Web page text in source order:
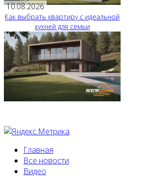
10.08.2026
Как выбрать квартиру с идеальной
кухней для семьи
Главная
Все новости
Видео